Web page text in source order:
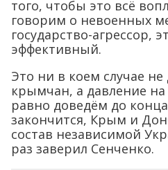
того, чтобы это всё
говорим о невоенных
государство-агрессор,
эффективный.
Это ни в коем случае не
крымчан, а давление
равно доведём до
закончится, Крым и
состав независимой
раз заверил Сенченко.